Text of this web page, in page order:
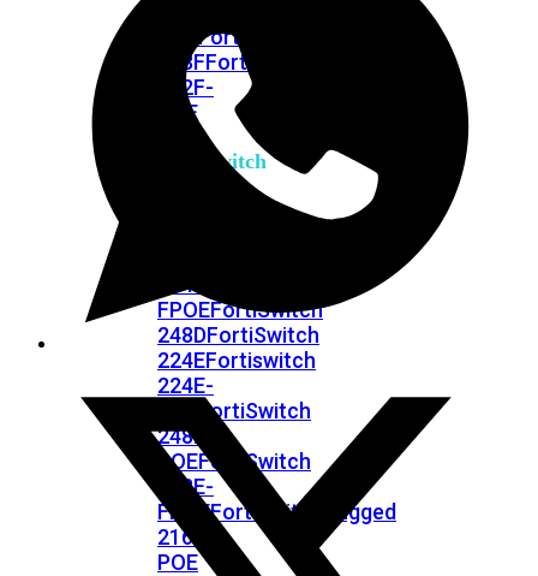
FortiSwitchRugged
108FFortiSwitchRugged
112F-
POE
FortiSwitch
224D-
FPOEFortiSwitch
248DFortiSwitch
224EFortiswitch
224E-
FortiSwitch
248E-
POEFortiSwitch
248E-
FPOEFortiSwitchRugged
216F-
POE